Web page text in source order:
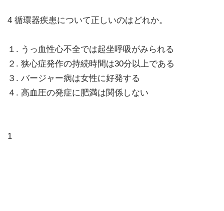
4 循環器疾患について正しいのはどれか。
１. うっ血性心不全では起坐呼吸がみられる
２. 狭心症発作の持続時間は30分以上である
３. バージャー病は女性に好発する
４. 高血圧の発症に肥満は関係しない
1